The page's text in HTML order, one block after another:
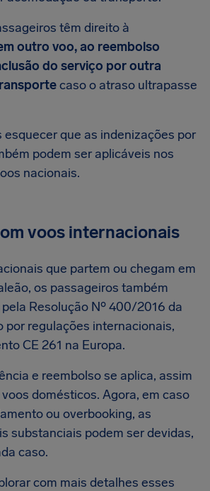
têm direito à
outro voo, ao reembolso
do serviço por outra
caso o atraso ultrapasse
esquecer que as indenizações por
podem ser aplicáveis nos
nacionais.
voos internacionais
que partem ou chegam em
os passageiros também
Resolução Nº 400/2016 da
por regulações internacionais,
CE 261 na Europa.
e reembolso se aplica, assim
domésticos. Agora, em caso
ou overbooking, as
substanciais podem ser devidas,
caso.
com mais detalhes esses